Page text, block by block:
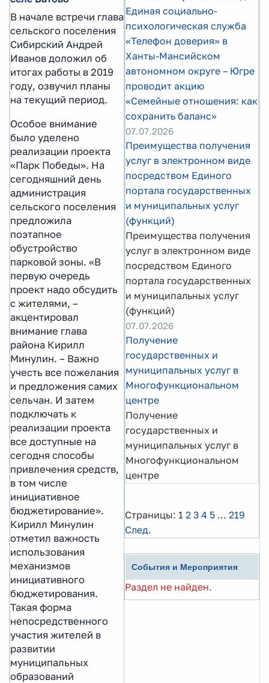
В начале встречи глава
сельского поселения
Сибирский Андрей
Иванов доложил об
итогах работы в 2019
году, озвучил планы
на текущий период.
Особое внимание
было уделено
реализации проекта
«Парк Победы». На
сегодняшний день
администрация
сельского поселения
предложила
поэтапное
обустройство
парковой зоны. «В
первую очередь
проект надо обсудить
с жителями, –
акцентировал
внимание глава
района Кирилл
Минулин. – Важно
учесть все пожелания
и предложения самих
сельчан. И затем
подключать к
реализации проекта
все доступные на
сегодня способы
привлечения средств,
в том числе
инициативное
бюджетирование».
Кирилл Минулин
отметил важность
использования
механизмов
инициативного
бюджетирования.
Такая форма
непосредственного
участия жителей в
развитии
муниципальных
образований
Единая социально-
психологическая служба
«Телефон доверия» в
Ханты-Мансийском
автономном округе – Югре
проводит акцию
«Семейные отношения: как
сохранить баланс»
07.07.2026
Преимущества получения
услуг в электронном виде
посредством Единого
портала государственных
и муниципальных услуг
(функций)
Преимущества получения
услуг в электронном виде
посредством Единого
портала государственных
и муниципальных услуг
(функций)
07.07.2026
Получение
государственных и
муниципальных услуг в
Многофункциональном
центре
Получение
государственных и
муниципальных услуг в
Многофункциональном
центре
Страницы: 1 2 3 4 5 ... 219
След.
События и Мероприятия
Раздел не найден.